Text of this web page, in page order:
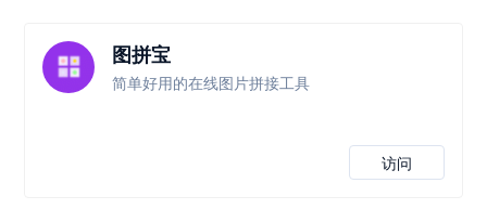
图拼宝
简单好用的在线图片拼接工具
访问